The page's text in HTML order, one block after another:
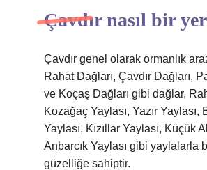
Çavdır nasıl bir
Çavdır genel olarak ormanlık
Rahat Dağları, Çavdır Dağları,
ve Koçaş Dağları gibi dağlar,
Kozağaç Yaylası, Yazır Yaylası,
Yaylası, Kızıllar Yaylası, Küçük
Anbarcık Yaylası gibi yaylalarla
güzelliğe sahiptir.